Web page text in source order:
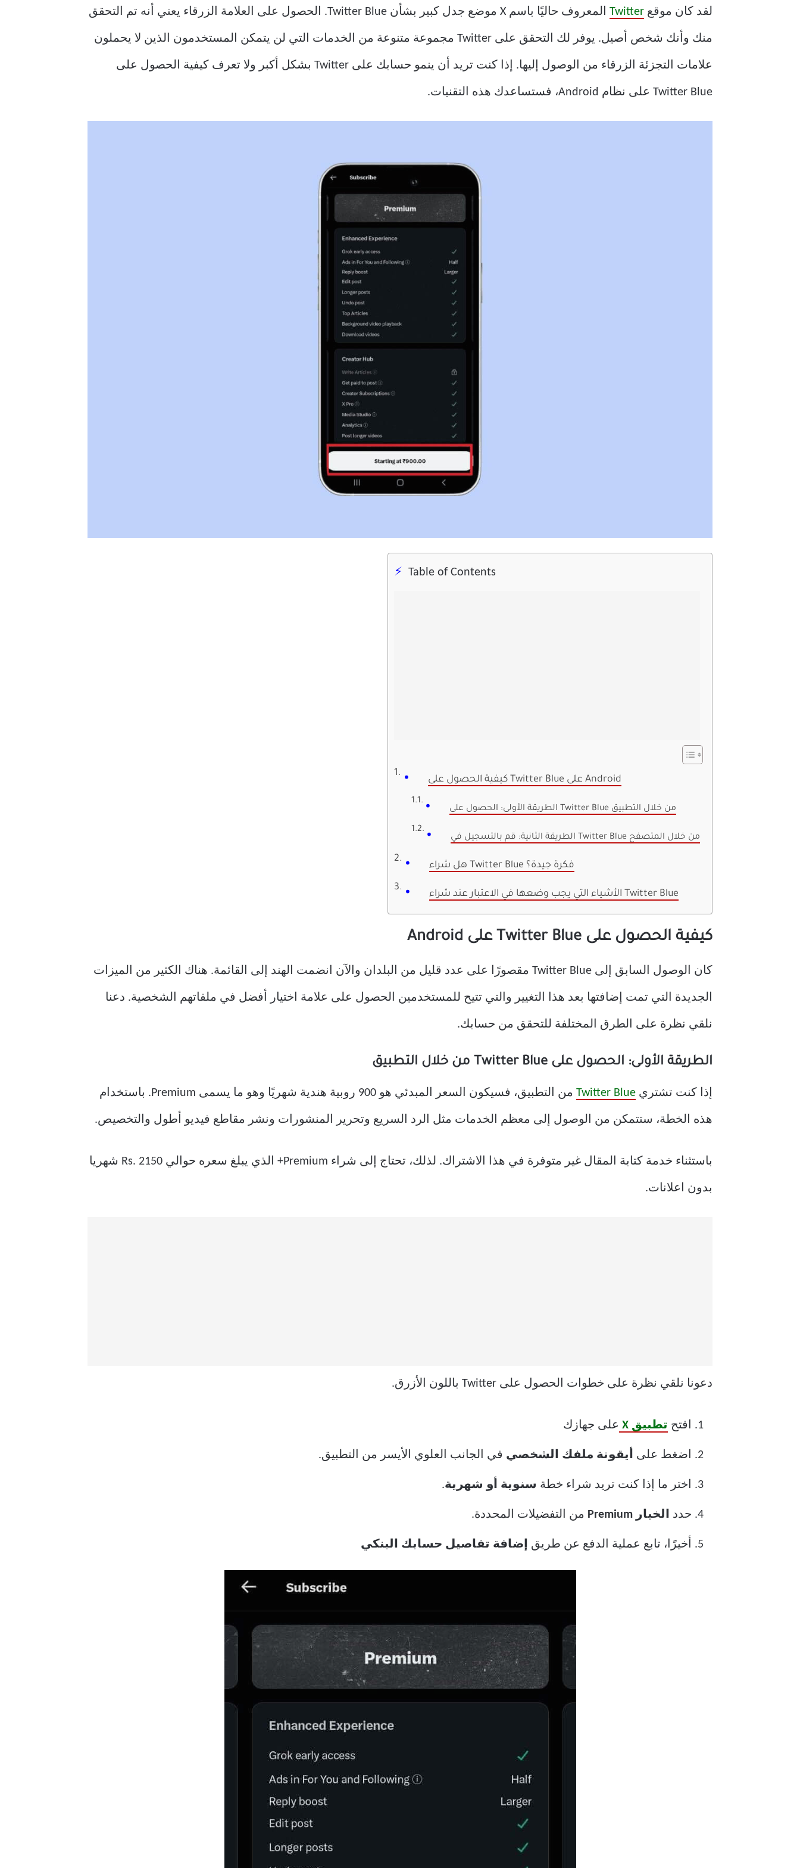
لقد كان موقع Twitter المعروف حاليًا باسم X موضع جدل كبير بشأن Twitter Blue. الحصول على العلامة الزرقاء يعني أنه تم التحقق
منك وأنك شخص أصيل. يوفر لك التحقق على Twitter مجموعة متنوعة من الخدمات التي لن يتمكن المستخدمون الذين لا يحملون
علامات التجزئة الزرقاء من الوصول إليها. إذا كنت تريد أن ينمو حسابك على Twitter بشكل أكبر ولا تعرف كيفية الحصول على
Twitter Blue على نظام Android، فستساعدك هذه التقنيات.
Table of Contents
كيفية الحصول على Twitter Blue على Android
الطريقة الأولى: الحصول على Twitter Blue من خلال التطبيق
الطريقة الثانية: قم بالتسجيل في Twitter Blue من خلال المتصفح
هل شراء Twitter Blue فكرة جيدة؟
الأشياء التي يجب وضعها في الاعتبار عند شراء Twitter Blue
كيفية الحصول على Twitter Blue على Android
كان الوصول السابق إلى Twitter Blue مقصورًا على عدد قليل من البلدان والآن انضمت الهند إلى القائمة. هناك الكثير من الميزات
الجديدة التي تمت إضافتها بعد هذا التغيير والتي تتيح للمستخدمين الحصول على علامة اختيار أفضل في ملفاتهم الشخصية. دعنا
نلقي نظرة على الطرق المختلفة للتحقق من حسابك.
الطريقة الأولى: الحصول على Twitter Blue من خلال التطبيق
إذا كنت تشتري Twitter Blue من التطبيق، فسيكون السعر المبدئي هو 900 روبية هندية شهريًا وهو ما يسمى Premium. باستخدام
هذه الخطة، ستتمكن من الوصول إلى معظم الخدمات مثل الرد السريع وتحرير المنشورات ونشر مقاطع فيديو أطول والتخصيص.
باستثناء خدمة كتابة المقال غير متوفرة في هذا الاشتراك. لذلك، تحتاج إلى شراء Premium+ الذي يبلغ سعره حوالي Rs. 2150 شهريا
بدون اعلانات.
دعونا نلقي نظرة على خطوات الحصول على Twitter باللون الأزرق.
افتح تطبيق X على جهازك
اضغط على أيقونة ملفك الشخصي في الجانب العلوي الأيسر من التطبيق.
اختر ما إذا كنت تريد شراء خطة سنوية أو شهرية.
حدد الخيار Premium من التفضيلات المحددة.
أخيرًا، تابع عملية الدفع عن طريق إضافة تفاصيل حسابك البنكي